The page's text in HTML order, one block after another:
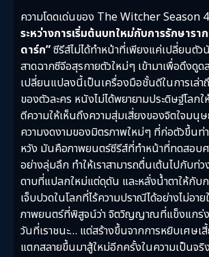
ความโดดเด่นของ The Witcher Season
ระหว่างการเริ่มต้นบทใหม่กับการรักษารา
ดาร์ก”ซีรีส์ไม่ได้ทำหน้าที่เพียงแค่เปลี่ยนตั
สาดฉากซีจีอสุรกายตัวใหม่ๆ เข้ามาเพื่อดึงดูด
เปลี่ยนแปลงนี้เป็นเครื่องมือชั้นดีในการเล่า
ของตัวละคร หนังไม่ได้พยายามประดิษฐ์โลก
ตีความให้เห็นถึงความสุ่มเสี่ยงของจิตใจมนุ
ความงดงามของมิตรภาพใหม่ๆ ที่ก่อตัวขึ้นท่
หวัง มันคือภาพยนตร์ซีรีส์ที่ทำหน้าที่ทดสอบ
อย่างลุ่มลึก ทำให้เราสามารถตื่นเต้นไปกับท่
ดาบที่แปลกใหม่แต่ดุดัน และหลั่งน้ำตาให้กั
เจ็บปวดในโลกที่ไร้ความปราณีได้อย่างไม่อา
ภาพยนตร์ที่พิสูจน์ว่า จิตวิญญาณที่แข็งแกร่ง
วันที่เราชนะ… แต่สร้างขึ้นจากการหยิบเศษเ
แตกสลายขึ้นมาสู้ใหม่อีกครั้งในความเป็นจริง